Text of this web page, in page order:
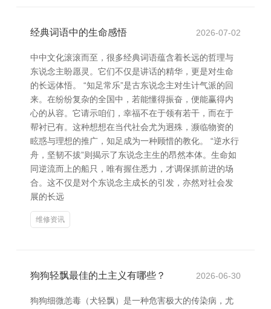
经典词语中的生命感悟 2026-07-02
中中文化滚滚而至，很多经典词语蕴含着长远的哲理与
东说念主盼愿灵。它们不仅是讲话的精华，更是对生命
的长远体悟。 “知足常乐”是古东说念主对生计气派的回
来。在纷纷复杂的全国中，若能懂得振奋，便能赢得内
心的从容。它请示咱们，幸福不在于领有若干，而在于
帮衬已有。这种想想在当代社会尤为迥殊，濒临物资的
眩惑与理想的推广，知足成为一种顾惜的教化。 “逆水行
舟，坚韧不拔”则揭示了东说念主生的昂然本体。生命如
同逆流而上的船只，唯有握住悉力，才调保抓前进的场
合。这不仅是对个东说念主成长的引发，亦然对社会发
展的长远
维修资讯
狗狗轻飘最佳的土主义有哪些？ 2026-06-30
狗狗细微恙毒（犬轻飘）是一种危害极大的传染病，尤